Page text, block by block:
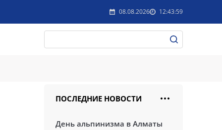
08.08.2026 12:43:59
ПОСЛЕДНИЕ НОВОСТИ
День альпинизма в Алматы